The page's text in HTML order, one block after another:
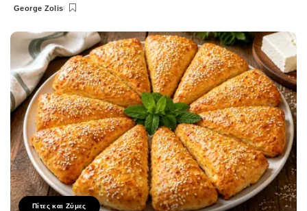
Posted
George Zolis
Πίτες και Ζύμες